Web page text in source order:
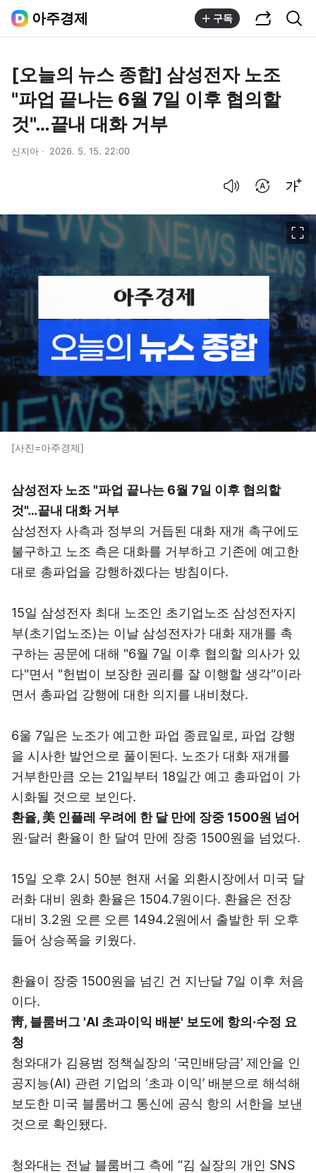
아주경제 구독
[오늘의 뉴스 종합] 삼성전자 노조
"파업 끝나는 6월 7일 이후 협의할
것"…끝내 대화 거부
신지아 2026. 5. 15. 22:00
[사진=아주경제]
삼성전자 노조 "파업 끝나는 6월 7일 이후 협의할
것"…끝내 대화 거부
삼성전자 사측과 정부의 거듭된 대화 재개 촉구에도
불구하고 노조 측은 대화를 거부하고 기존에 예고한
대로 총파업을 강행하겠다는 방침이다.
15일 삼성전자 최대 노조인 초기업노조 삼성전자지
부(초기업노조)는 이날 삼성전자가 대화 재개를 촉
구하는 공문에 대해 "6월 7일 이후 협의할 의사가 있
다"면서 "헌법이 보장한 권리를 잘 이행할 생각"이라
면서 총파업 강행에 대한 의지를 내비쳤다.
6울 7일은 노조가 예고한 파업 종료일로, 파업 강행
을 시사한 발언으로 풀이된다. 노조가 대화 재개를
거부한만큼 오는 21일부터 18일간 예고 총파업이 가
시화될 것으로 보인다.
환율, 美 인플레 우려에 한 달 만에 장중 1500원 넘어
원·달러 환율이 한 달여 만에 장중 1500원을 넘었다.
15일 오후 2시 50분 현재 서울 외환시장에서 미국 달
러화 대비 원화 환율은 1504.7원이다. 환율은 전장
대비 3.2원 오른 오른 1494.2원에서 출발한 뒤 오후
들어 상승폭을 키웠다.
환율이 장중 1500원을 넘긴 건 지난달 7일 이후 처음
이다.
靑, 블룸버그 'AI 초과이익 배분' 보도에 항의·수정 요
청
청와대가 김용범 정책실장의 ‘국민배당금’ 제안을 인
공지능(AI) 관련 기업의 ‘초과 이익’ 배분으로 해석해
보도한 미국 블룸버그 통신에 공식 항의 서한을 보낸
것으로 확인됐다.
청와대는 전날 블룸버그 측에 “김 실장의 개인 SNS